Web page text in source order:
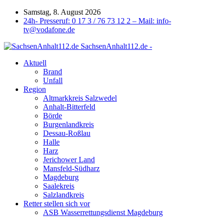
Samstag, 8. August 2026
24h- Presseruf: 0 17 3 / 76 73 12 2 – Mail: info-
tv@vodafone.de
SachsenAnhalt112.de -
Aktuell
Brand
Unfall
Region
Altmarkkreis Salzwedel
Anhalt-Bitterfeld
Börde
Burgenlandkreis
Dessau-Roßlau
Halle
Harz
Jerichower Land
Mansfeld-Südharz
Magdeburg
Saalekreis
Salzlandkreis
Retter stellen sich vor
ASB Wasserrettungsdienst Magdeburg